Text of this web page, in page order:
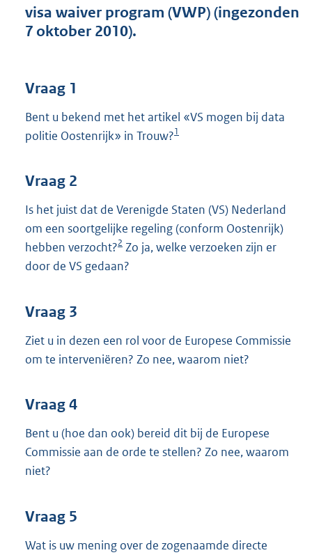
r
3
visa waiver program (VWP) (ingezonden
7 oktober 2010).
Vraag 1
Bent u bekend met het artikel «VS mogen bij data
politie Oostenrijk» in Trouw?1
Vraag 2
Is het juist dat de Verenigde Staten (VS) Nederland
om een soortgelijke regeling (conform Oostenrijk)
hebben verzocht?2 Zo ja, welke verzoeken zijn er
door de VS gedaan?
Vraag 3
Ziet u in dezen een rol voor de Europese Commissie
om te interveniëren? Zo nee, waarom niet?
Vraag 4
Bent u (hoe dan ook) bereid dit bij de Europese
Commissie aan de orde te stellen? Zo nee, waarom
niet?
Vraag 5
Wat is uw mening over de zogenaamde directe